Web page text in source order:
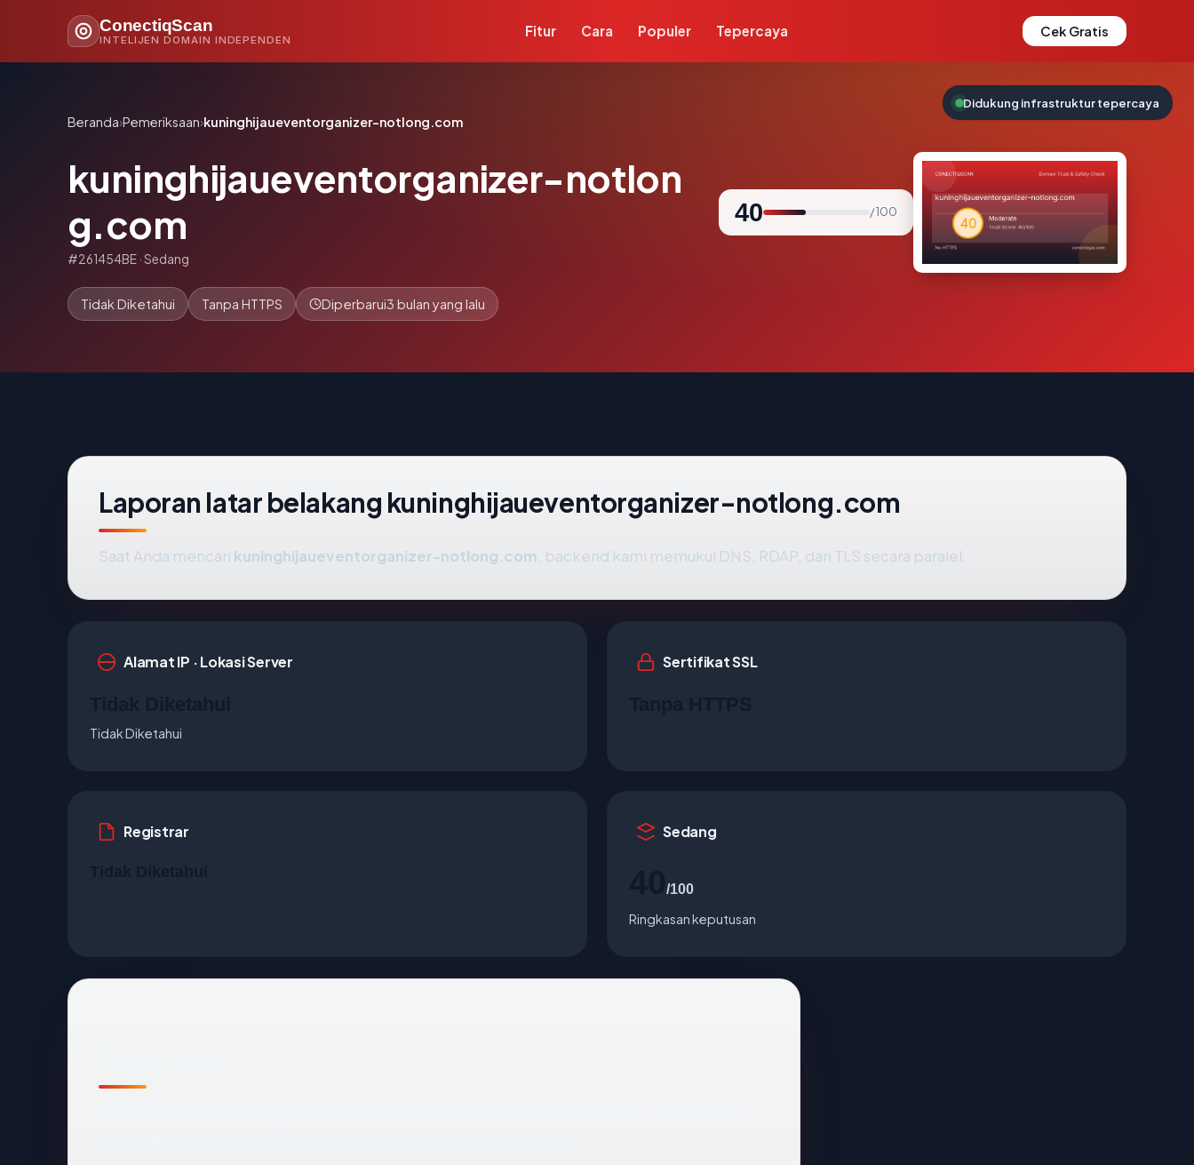
ConectiqScan
INTELIJEN DOMAIN INDEPENDEN
Fitur Cara Populer Tepercaya Cek Gratis
Beranda›Pemeriksaan›kuninghijaueventorganizer-notlong.com
kuninghijaueventorganizer-notlon
g.com
#261454BE · Sedang
40 / 100
Tidak Diketahui Tanpa HTTPS Diperbarui3 bulan yang lalu
Laporan latar belakang kuninghijaueventorganizer-notlong.com
Saat Anda mencari kuninghijaueventorganizer-notlong.com , backend kami memukul DNS, RDAP, dan TLS secara paralel.
Alamat IP · Lokasi Server
Tidak Diketahui
Sertifikat SSL
Registrar Sedang
/100
Ringkasan keputusan
Didukung infrastruktur tepercaya